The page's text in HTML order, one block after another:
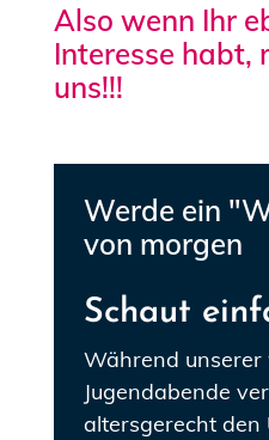
Also wenn Ihr
Interesse habt,
uns!!!
Werde ein
von morgen
Schaut
Während unserer
Jugendabende
altersgerecht den